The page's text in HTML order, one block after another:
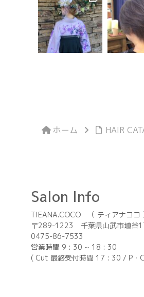
ホーム HAIR
Salon Info
TIEANA.COCO （ ティアナココ
〒289-1223 千葉県山武市埴谷
0475-86-7533
営業時間 9 : 30 ~ 18 : 30
( Cut 最終受付時間 17 : 30 / P・